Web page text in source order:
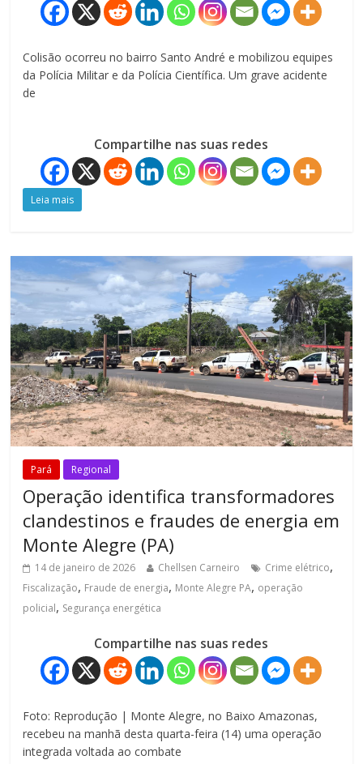
Colisão ocorreu no bairro Santo André e mobilizou equipes
da Polícia Militar e da Polícia Científica. Um grave acidente
de
Compartilhe nas suas redes
Leia mais
Pará Regional
Operação identifica transformadores
clandestinos e fraudes de energia em
Monte Alegre (PA)
14 de janeiro de 2026 Chellsen Carneiro Crime elétrico,
Fiscalização, Fraude de energia, Monte Alegre PA, operação
policial, Segurança energética
Compartilhe nas suas redes
Foto: Reprodução | Monte Alegre, no Baixo Amazonas,
recebeu na manhã desta quarta-feira (14) uma operação
integrada voltada ao combate